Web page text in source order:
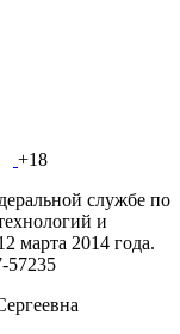
+18
службе по
и
марта 2014 года.
57235